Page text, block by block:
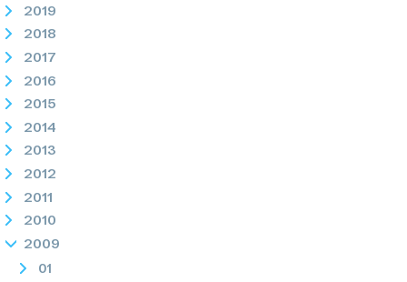
2019
2018
2017
2016
2015
2014
2013
2012
2011
2010
2009
01